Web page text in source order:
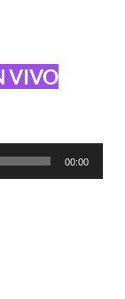
VIVO
00:00